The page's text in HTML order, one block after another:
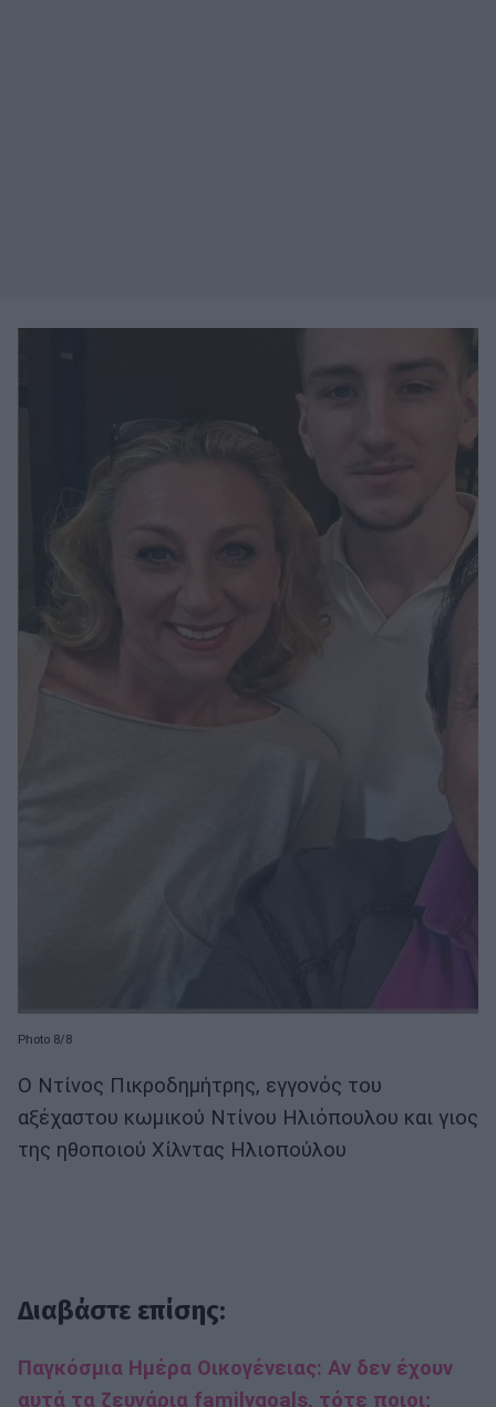
Photo 8/8
Ο Ντίνος Πικροδημήτρης, εγγονός του
αξέχαστου κωμικού Ντίνου Ηλιόπουλου και γιος
της ηθοποιού Χίλντας Ηλιοπούλου
Διαβάστε επίσης:
Παγκόσμια Ημέρα Οικογένειας: Αν δεν έχουν
αυτά τα ζευγάρια familygoals, τότε ποιοι;